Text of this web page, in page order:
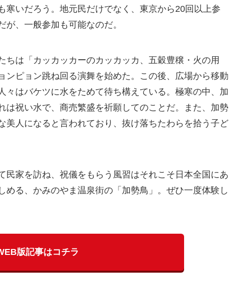
いだろう。地元民だけでなく、東京から20回以上参
、一般参加も可能なのだ。
ちは「カッカッカーのカッカッカ、五穀豊穣・火の用
ピョン跳ね回る演舞を始めた。この後、広場から移動
はバケツに水をためて待ち構えている。極寒の中、加
祝い水で、商売繁盛を祈願してのことだ。また、加勢
人になると言われており、抜け落ちたわらを拾う子ど
家を訪ね、祝儀をもらう風習はそれこそ日本全国にあ
る、かみのやま温泉街の「加勢鳥」。ぜひ一度体験し
版記事はコチラ